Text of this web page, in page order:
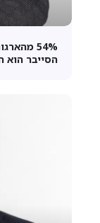
54%
הסייבר הוא